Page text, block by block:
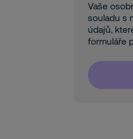
Vaše
souladu s
údajů,
formuláře